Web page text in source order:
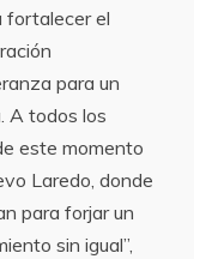
fortalecer el
para un
A todos los
este momento
Laredo, donde
para forjar un
sin igual”,